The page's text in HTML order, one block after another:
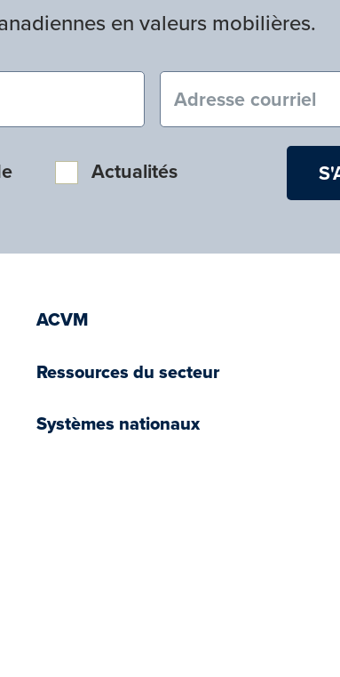
en valeurs mobilières.
Courriel
Actualités
ACVM
Ressources du secteur
Systèmes nationaux